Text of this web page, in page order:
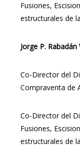
Fusiones,
estructurales de
Jorge P. Rabadán
Co-Director del
Compraventa de
Co-Director del
Fusiones,
estructurales de